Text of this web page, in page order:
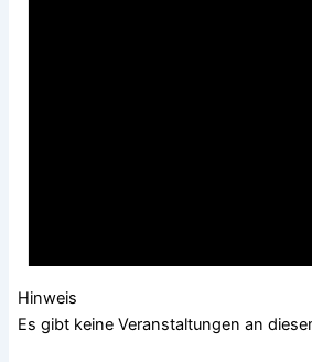
Hinweis
Es gibt keine Veranstaltungen an